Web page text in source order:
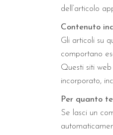
dell’articolo
Contenuto
Gli articoli su
comportano
Questi siti
incorporato,
Per quanto
Se lasci un